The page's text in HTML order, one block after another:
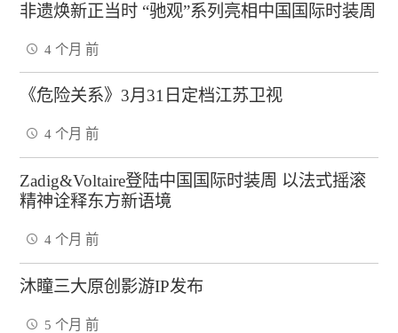
非遗焕新正当时 “驰观”系列亮相中国国际时装周
4 个月 前
《危险关系》3月31日定档江苏卫视
4 个月 前
Zadig&Voltaire登陆中国国际时装周 以法式摇滚
精神诠释东方新语境
4 个月 前
沐瞳三大原创影游IP发布
5 个月 前